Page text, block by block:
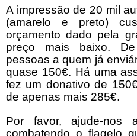
A impressão de 20 mil
(amarelo e preto)
orçamento dado pela
preço mais baixo.
pessoas a quem já
quase 150€. Há uma
fez um donativo de
de apenas mais 285€.
Por favor, ajude-nos
combatendo o flagelo